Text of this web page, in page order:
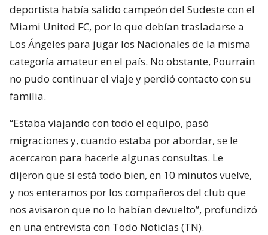
deportista había salido campeón del Sudeste con el
Miami United FC, por lo que debían trasladarse a
Los Ángeles para jugar los Nacionales de la misma
categoría amateur en el país. No obstante, Pourrain
no pudo continuar el viaje y perdió contacto con su
familia.
“Estaba viajando con todo el equipo, pasó
migraciones y, cuando estaba por abordar, se le
acercaron para hacerle algunas consultas. Le
dijeron que si está todo bien, en 10 minutos vuelve,
y nos enteramos por los compañeros del club que
nos avisaron que no lo habían devuelto”, profundizó
en una entrevista con Todo Noticias (TN).